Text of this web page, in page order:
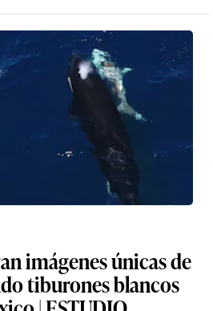
imágenes únicas de
tiburones blancos